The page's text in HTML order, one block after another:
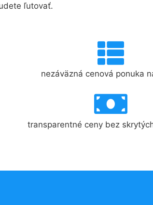
ľutovať.
nezáväzná cenová ponuka
transparentné ceny bez